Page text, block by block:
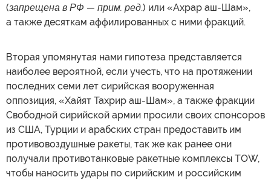
(запрещена в РФ — прим. ред.) или «Ахрар аш-Шам»,
а также десяткам аффилированных с ними фракций.
Вторая упомянутая нами гипотеза представляется
наиболее вероятной, если учесть, что на протяжении
последних семи лет сирийская вооруженная
оппозиция, «Хайят Тахрир аш-Шам», а также фракции
Свободной сирийской армии просили своих спонсоров
из США, Турции и арабских стран предоставить им
противовоздушные ракеты, так же как ранее они
получали противотанковые ракетные комплексы TOW,
чтобы наносить удары по сирийским и российским